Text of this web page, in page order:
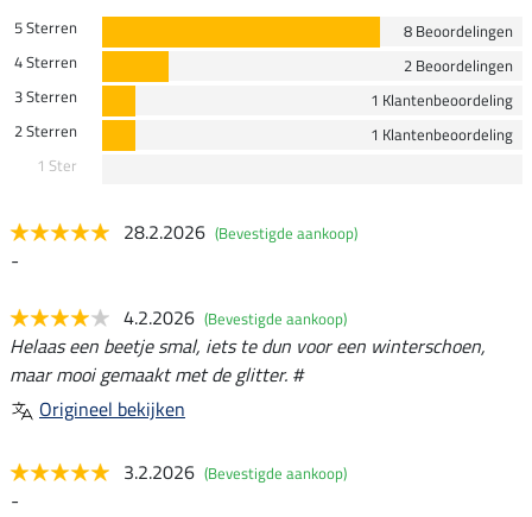
5 Sterren
8 Beoordelingen
4 Sterren
2 Beoordelingen
3 Sterren
1 Klantenbeoordeling
2 Sterren
1 Klantenbeoordeling
1 Ster
28.2.2026 (Bevestigde aankoop)
-
4.2.2026 (Bevestigde aankoop)
Helaas een beetje smal, iets te dun voor een winterschoen,
maar mooi gemaakt met de glitter. #
Origineel bekijken
3.2.2026 (Bevestigde aankoop)
-